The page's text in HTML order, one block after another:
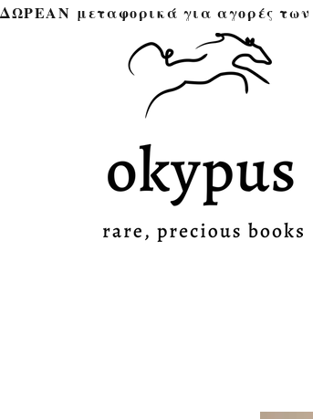
ΔΩΡΕΑΝ μεταφορικά για αγορές